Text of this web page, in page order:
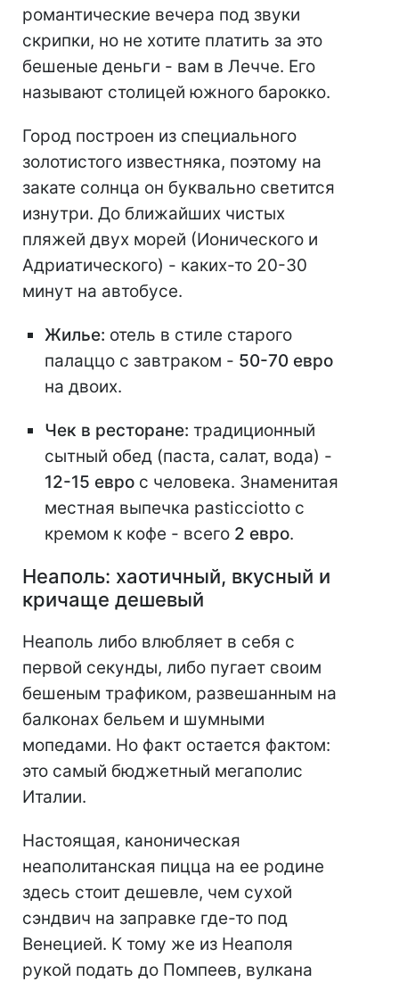
романтические вечера под звуки
скрипки, но не хотите платить за это
бешеные деньги - вам в Лечче. Его
называют столицей южного барокко.
Город построен из специального
золотистого известняка, поэтому на
закате солнца он буквально светится
изнутри. До ближайших чистых
пляжей двух морей (Ионического и
Адриатического) - каких-то 20-30
минут на автобусе.
Жилье: отель в стиле старого
палаццо с завтраком - 50-70 евро
на двоих.
Чек в ресторане: традиционный
сытный обед (паста, салат, вода) -
12-15 евро с человека. Знаменитая
местная выпечка pasticciotto с
кремом к кофе - всего 2 евро.
Неаполь: хаотичный, вкусный и
кричаще дешевый
Неаполь либо влюбляет в себя с
первой секунды, либо пугает своим
бешеным трафиком, развешанным на
балконах бельем и шумными
мопедами. Но факт остается фактом:
это самый бюджетный мегаполис
Италии.
Настоящая, каноническая
неаполитанская пицца на ее родине
здесь стоит дешевле, чем сухой
сэндвич на заправке где-то под
Венецией. К тому же из Неаполя
рукой подать до Помпеев, вулкана